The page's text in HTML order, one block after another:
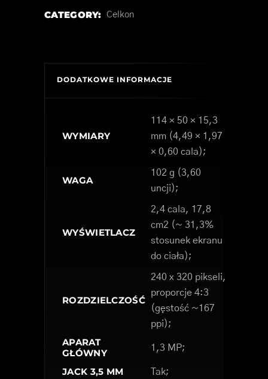
CATEGORY: Celkon
DODATKOWE INFORMACJE
WYMIARY
114 × 50 × 15,3
mm (4,49 × 1,97
× 0,60 cala);
WAGA
102 g (3,60
uncji);
WYŚWIETLACZ
2,4 cala, 17,8
cm2 (~ 31,3%
stosunek ekranu
do ciała);
ROZDZIELCZOŚĆ
240 x 320 pikseli,
proporcje 4:3
(gęstość ~167
ppi);
APARAT
GŁÓWNY
1,3 MP;
JACK 3,5 MM Tak;